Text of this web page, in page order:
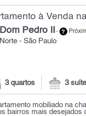
à Venda
Pedro II -
- São Paulo
3 quartos 3
mobiliado na
bairros mais desejados